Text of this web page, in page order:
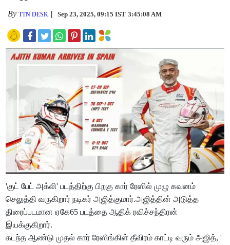
ByTTN DESK Sep 23, 2025, 09:15 IST 3:45:08 AM
'குட் பேட் அக்லி' படத்திற்கு பிறகு கார் ரேஸில் முழு கவனம்
செலுத்தி வருகிறார் நடிகர் அஜித்குமார்.அஜித்தின் அடுத்த
திரைப்படமான ஏகே65 படத்தை ஆதிக் ரவிச்சந்திரன்
இயக்குகிறார்.
கடந்த ஆண்டு முதல் கார் ரேஸிங்கிள் தீவிரம் காட்டி வரும் அஜித், '